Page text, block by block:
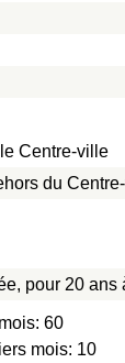
Centre-ville
du
pour 20 ans
60
mois: 10